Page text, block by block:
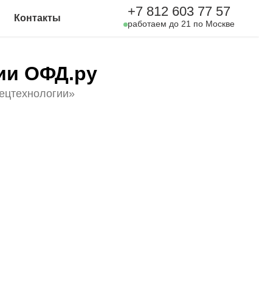
Контакты +7 812 603 77 57
работаем до 21 по Москве
ОФД.ру